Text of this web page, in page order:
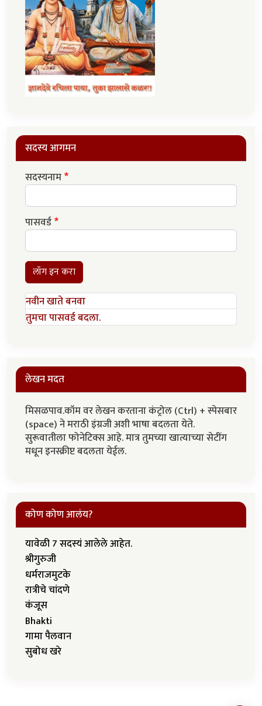
सदस्य आगमन
सदस्यनाम
पासवर्ड
लॉग इन करा
नवीन खाते बनवा
तुमचा पासवर्ड बदला.
लेखन मदत
मिसळपाव.कॉम वर लेखन करताना कंट्रोल (Ctrl) + स्पेसबार
(space) ने मराठी इंग्रजी अशी भाषा बदलता येते.
सुरूवातीला फोनेटिक्स आहे. मात्र तुमच्या खात्याच्या सेटींग
मधून इनस्क्रीप्ट बदलता येईल.
कोण कोण आलंय?
यावेळी 7 सदस्यं आलेले आहेत.
श्रीगुरुजी
धर्मराजमुटके
रात्रीचे चांदणे
कंजूस
Bhakti
गामा पैलवान
सुबोध खरे